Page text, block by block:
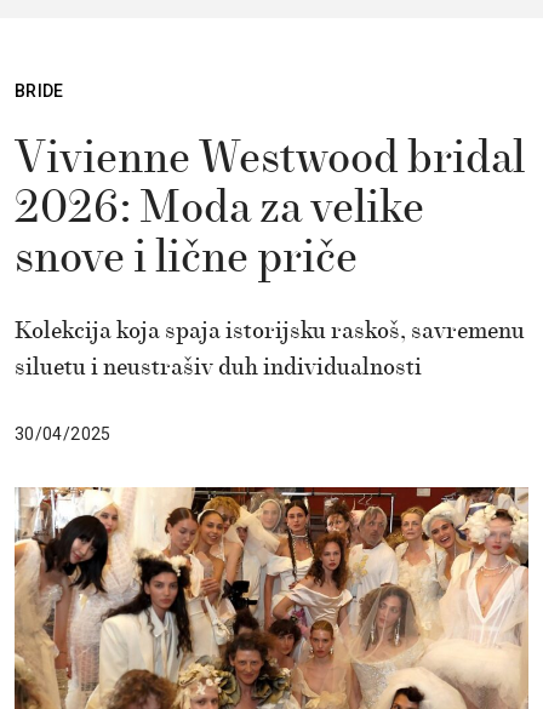
BRIDE
Vivienne Westwood bridal
2026: Moda za velike
snove i lične priče
Kolekcija koja spaja istorijsku raskoš, savremenu
siluetu i neustrašiv duh individualnosti
30/04/2025